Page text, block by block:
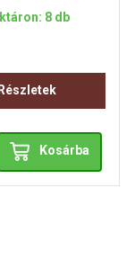
8 db
Részletek
Kosárba